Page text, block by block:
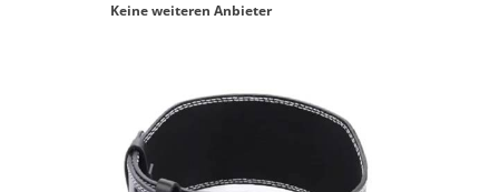
Keine weiteren Anbieter